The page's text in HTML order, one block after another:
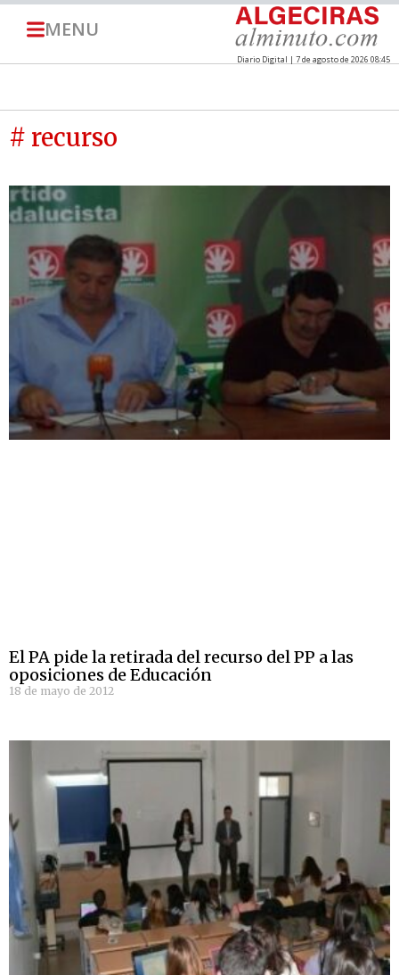
MENU
Diario Digital | 7 de agosto de 2026 08:45
# recurso
El PA pide la retirada del recurso del PP a las
oposiciones de Educación
18 de mayo de 2012